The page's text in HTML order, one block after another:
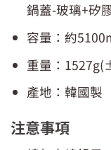
鍋蓋-玻璃+矽
容量：約
重量：
產地：韓國製
注意事項